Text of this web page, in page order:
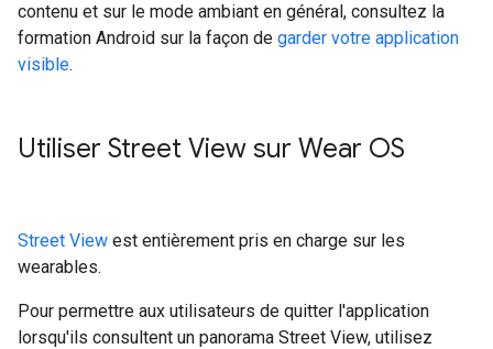
contenu et sur le mode ambiant en général, consultez la
formation Android sur la façon de garder votre application
visible.
Utiliser Street View sur Wear OS
Street View est entièrement pris en charge sur les
wearables.
Pour permettre aux utilisateurs de quitter l'application
lorsqu'ils consultent un panorama Street View, utilisez